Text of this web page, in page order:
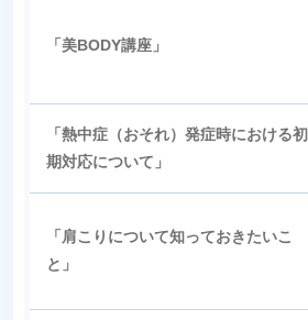
「美BODY講座」
「熱中症（おそれ）発症時における初
期対応について」
「肩こりについて知っておきたいこ
と」